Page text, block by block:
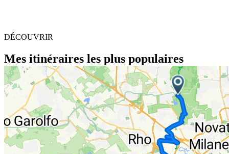
DÉCOUVRIR
Mes itinéraires les plus populaires